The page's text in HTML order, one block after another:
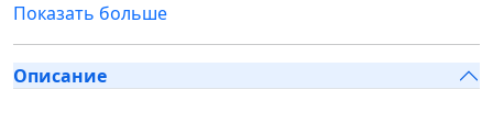
Показать больше
Описание